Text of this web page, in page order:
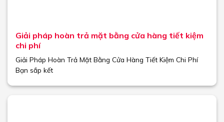
Giải pháp hoàn trả mặt bằng cửa hàng tiết kiệm
chi phí
Giải Pháp Hoàn Trả Mặt Bằng Cửa Hàng Tiết Kiệm Chi Phí
Bạn sắp kết